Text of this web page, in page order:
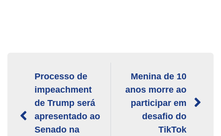
Processo de
impeachment
de Trump será
apresentado ao
Senado na
Menina de 10
anos morre ao
participar em
desafio do
TikTok